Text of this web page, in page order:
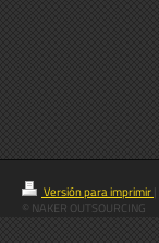
Versión para imprimir|
© NAKER OUTSOURCING